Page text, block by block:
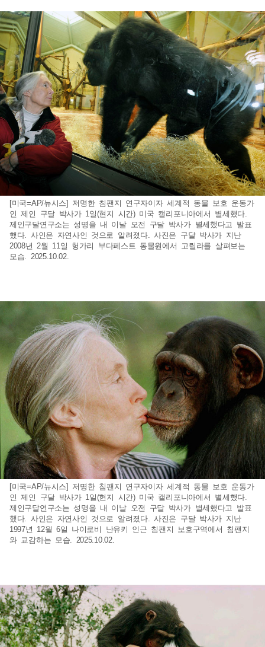
[미국=AP/뉴시스] 저명한 침팬지 연구자이자 세계적 동물 보호 운동가
인 제인 구달 박사가 1일(현지 시간) 미국 캘리포니아에서 별세했다.
제인구달연구소는 성명을 내 이날 오전 구달 박사가 별세했다고 발표
했다. 사인은 자연사인 것으로 알려졌다. 사진은 구달 박사가 지난
2008년 2월 11일 헝가리 부다페스트 동물원에서 고릴라를 살펴보는
모습. 2025.10.02.
[미국=AP/뉴시스] 저명한 침팬지 연구자이자 세계적 동물 보호 운동가
인 제인 구달 박사가 1일(현지 시간) 미국 캘리포니아에서 별세했다.
제인구달연구소는 성명을 내 이날 오전 구달 박사가 별세했다고 발표
했다. 사인은 자연사인 것으로 알려졌다. 사진은 구달 박사가 지난
1997년 12월 6일 나이로비 난유키 인근 침팬지 보호구역에서 침팬지
와 교감하는 모습. 2025.10.02.